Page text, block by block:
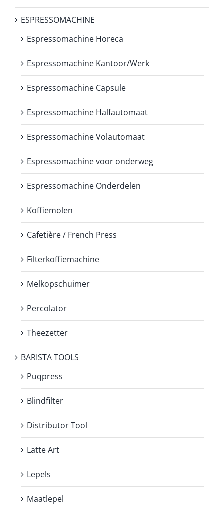
ESPRESSOMACHINE
Espressomachine Horeca
Espressomachine Kantoor/Werk
Espressomachine Capsule
Espressomachine Halfautomaat
Espressomachine Volautomaat
Espressomachine voor onderweg
Espressomachine Onderdelen
Koffiemolen
Cafetière / French Press
Filterkoffiemachine
Melkopschuimer
Percolator
Theezetter
BARISTA TOOLS
Puqpress
Blindfilter
Distributor Tool
Latte Art
Lepels
Maatlepel